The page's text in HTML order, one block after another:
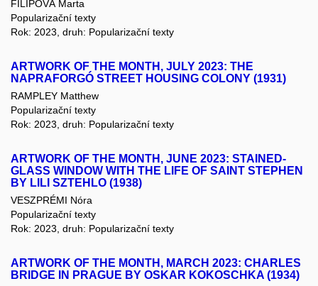
FILIPOVÁ Marta
Popularizační texty
Rok: 2023, druh: Popularizační texty
ARTWORK OF THE MONTH, JULY 2023: THE
NAPRAFORGÓ STREET HOUSING COLONY (1931)
RAMPLEY Matthew
Popularizační texty
Rok: 2023, druh: Popularizační texty
ARTWORK OF THE MONTH, JUNE 2023: STAINED-
GLASS WINDOW WITH THE LIFE OF SAINT STEPHEN
BY LILI SZTEHLO (1938)
VESZPRÉMI Nóra
Popularizační texty
Rok: 2023, druh: Popularizační texty
ARTWORK OF THE MONTH, MARCH 2023: CHARLES
BRIDGE IN PRAGUE BY OSKAR KOKOSCHKA (1934)